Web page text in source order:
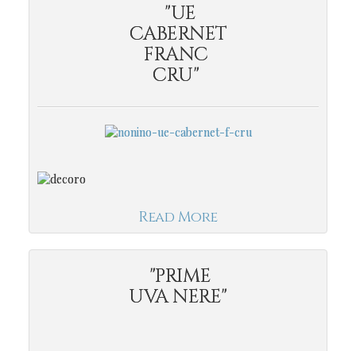
"UE
CABERNET
FRANC
CRU"
Read More
"PRIME
UVA NERE"